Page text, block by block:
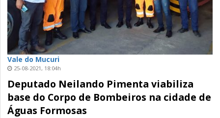
Vale do Mucuri
25-08-2021, 18:04h
Deputado Neilando Pimenta viabiliza
base do Corpo de Bombeiros na cidade de
Águas Formosas